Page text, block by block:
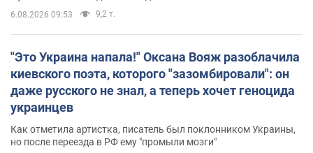
6.08.2026 09:53 9,2 т.
"Это Украина напала!" Оксана Вояж разоблачила
киевского поэта, которого "зазомбировали": он
даже русского не знал, а теперь хочет геноцида
украинцев
Как отметила артистка, писатель был поклонником Украины,
но после переезда в РФ ему "промыли мозги"